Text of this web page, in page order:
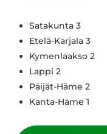
Satakunta 3
Etelä-Karjala 3
Kymenlaakso 2
Lappi 2
Päijät-Häme 2
Kanta-Häme 1